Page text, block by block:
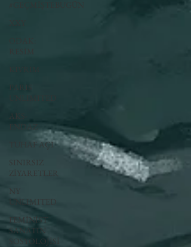
KIVRIM
PARIS
AKS-
ENDAZ
TUHAF AÇI
ZİYARETLER
UNLIMITED
FEMİNİST
SANATIN
SOSYOLOJİSİ